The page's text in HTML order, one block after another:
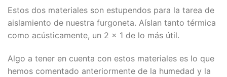
Estos dos materiales son estupendos para la tarea de
aislamiento de nuestra furgoneta. Aíslan tanto térmica
como acústicamente, un 2 x 1 de lo más útil.
Algo a tener en cuenta con estos materiales es lo que
hemos comentado anteriormente de la humedad y la